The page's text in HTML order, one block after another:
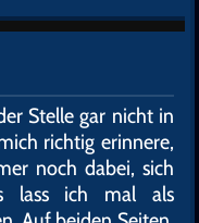
Stelle gar nicht in
richtig erinnere,
noch dabei, sich
lass ich mal als